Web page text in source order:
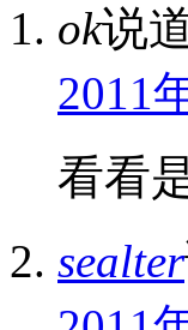
ok说
2011
看看
sealter